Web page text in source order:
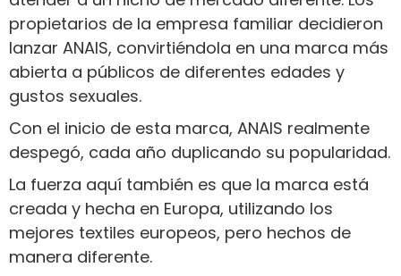
propietarios de la empresa familiar decidieron
lanzar ANAIS, convirtiéndola en una marca más
abierta a públicos de diferentes edades y
gustos sexuales.
Con el inicio de esta marca, ANAIS realmente
despegó, cada año duplicando su popularidad.
La fuerza aquí también es que la marca está
creada y hecha en Europa, utilizando los
mejores textiles europeos, pero hechos de
manera diferente.